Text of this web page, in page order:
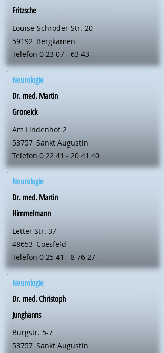
Fritzsche
Louise-Schröder-Str. 20
59192 Bergkamen
Telefon 0 23 07 - 63 43
Neurologie
Dr. med. Martin
Groneick
Am Lindenhof 2
53757 Sankt Augustin
Telefon 0 22 41 - 20 41 40
Neurologie
Dr. med. Martin
Himmelmann
Letter Str. 37
48653 Coesfeld
Telefon 0 25 41 - 8 76 27
Neurologie
Dr. med. Christoph
Junghanns
Burgstr. 5-7
53757 Sankt Augustin